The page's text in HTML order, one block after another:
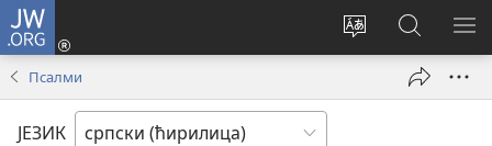
JW.ORG
Промени
Пријава
(отвара
Претрага
сајта
JW.ORG
Псалми
ЈЕЗИК